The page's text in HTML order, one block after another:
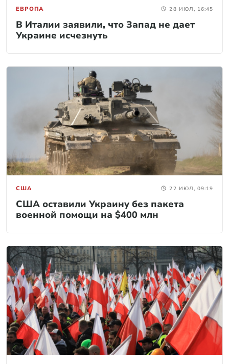
ЕВРОПА 28 ИЮЛ, 16:45
В Италии заявили, что Запад не дает
Украине исчезнуть
США 22 ИЮЛ, 09:19
США оставили Украину без пакета
военной помощи на $400 млн